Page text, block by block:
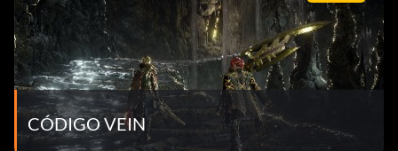
CÓDIGO VEIN